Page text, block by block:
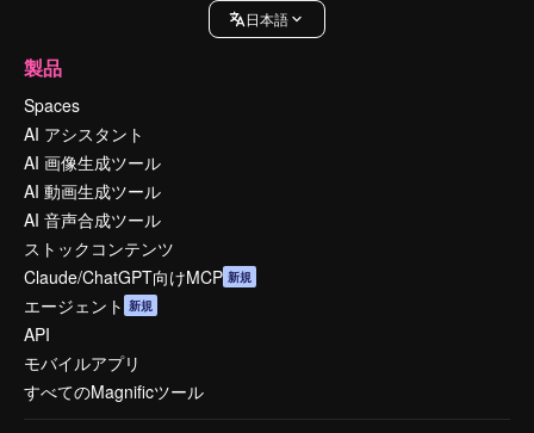
日本語
製品
Spaces
AI アシスタント
AI 画像生成ツール
AI 動画生成ツール
AI 音声合成ツール
ストックコンテンツ
Claude/ChatGPT向けMCP 新規
エージェント 新規
API
モバイルアプリ
すべてのMagnificツール